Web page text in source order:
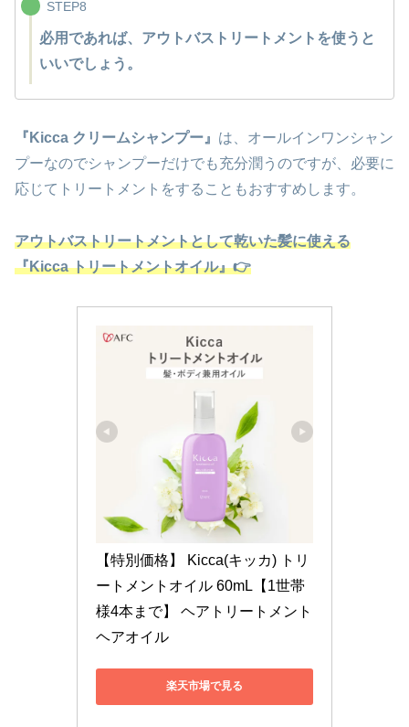
STEP8
必用であれば、アウトバストリートメントを使うと
いいでしょう。
『Kicca クリームシャンプー』 は、オールインワンシャン
プーなのでシャンプーだけでも充分潤うのですが、必要に
応じてトリートメントをすることもおすすめします。
アウトバストリートメントとして乾いた髪に使える
『Kicca トリートメントオイル』👉
【特別価格】 Kicca(キッカ) トリ
ートメントオイル 60mL【1世帯
様4本まで】 ヘアトリートメント
ヘアオイル
楽天市場で見る